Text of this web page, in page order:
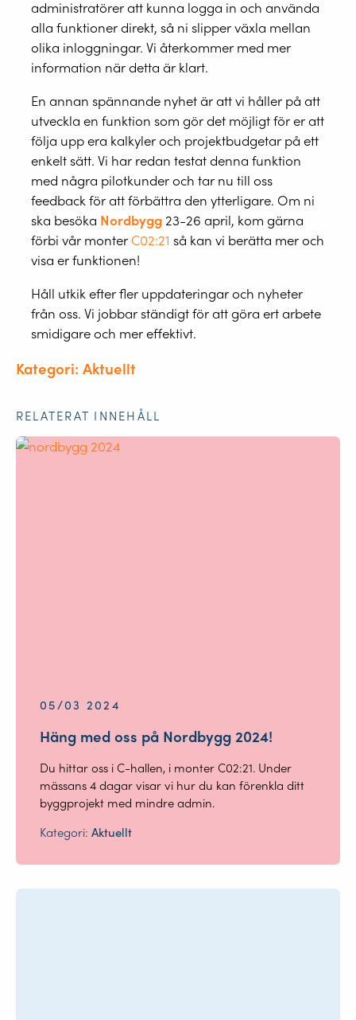
administratörer att kunna logga in och använda
alla funktioner direkt, så ni slipper växla mellan
olika inloggningar. Vi återkommer med mer
information när detta är klart.
En annan spännande nyhet är att vi håller på att
utveckla en funktion som gör det möjligt för er att
följa upp era kalkyler och projektbudgetar på ett
enkelt sätt. Vi har redan testat denna funktion
med några pilotkunder och tar nu till oss
feedback för att förbättra den ytterligare. Om ni
ska besöka Nordbygg23-26 april, kom gärna
förbi vår monter C02:21 så kan vi berätta mer och
visa er funktionen!
Håll utkik efter fler uppdateringar och nyheter
från oss. Vi jobbar ständigt för att göra ert arbete
smidigare och mer effektivt.
Kategori: Aktuellt
RELATERAT INNEHÅLL
05/03 2024
Häng med oss på Nordbygg 2024!
Du hittar oss i C-hallen, i monter C02:21. Under
mässans 4 dagar visar vi hur du kan förenkla ditt
byggprojekt med mindre admin.
Kategori:Aktuellt